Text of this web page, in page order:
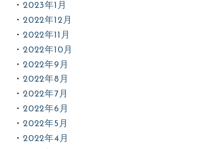
2023年1月
2022年12月
2022年11月
2022年10月
2022年9月
2022年8月
2022年7月
2022年6月
2022年5月
2022年4月